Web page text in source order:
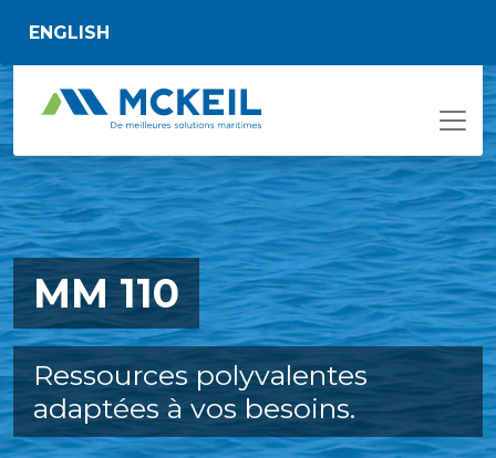
ENGLISH
MM 110
Ressources polyvalentes
adaptées à vos besoins.